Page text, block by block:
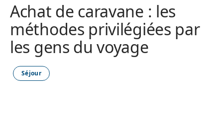
Achat de caravane : les
méthodes privilégiées par
les gens du voyage
Séjour